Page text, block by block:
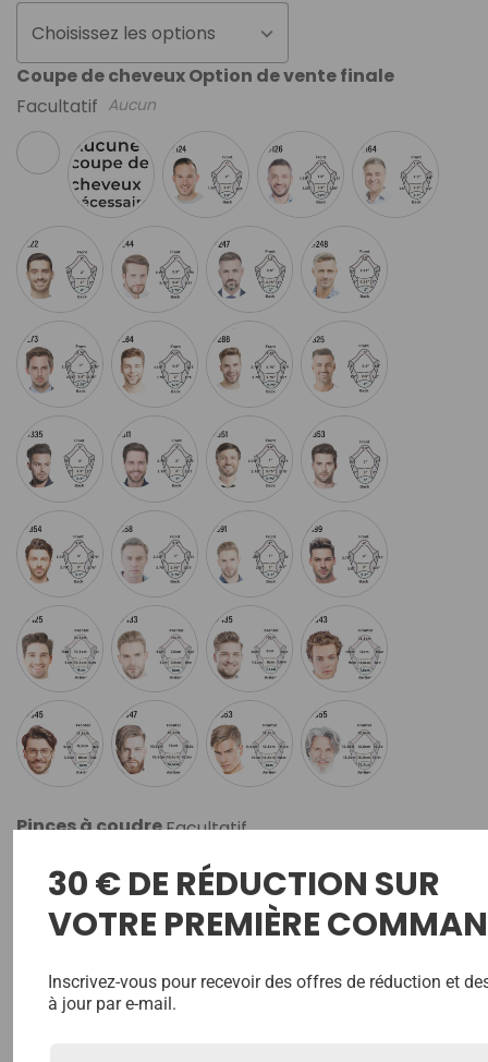
Choisissez les options
Coupe de cheveux Option de vente finale
Facultatif Aucun
Pinces à coudreFacultatif
Choisissez les options
Sous-évent avant
Aucun
2 rangées
30 € DE RÉDUCTION SUR
VOTRE PREMIÈRE
Inscrivez-vous pour recevoir des offres de réduction et
à jour par e-mail.